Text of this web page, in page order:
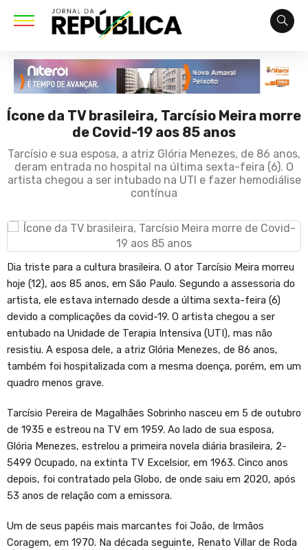
Ícone da TV brasileira, Tarcísio Meira morre
de Covid-19 aos 85 anos
Tarcísio e sua esposa, a atriz Glória Menezes, de 86 anos,
deram entrada no hospital na última sexta-feira (6). O
artista chegou a ser intubado na UTI e fazer hemodiálise
contínua
Dia triste para a cultura brasileira. O ator Tarcísio Meira morreu
hoje (12), aos 85 anos, em São Paulo. Segundo a assessoria do
artista, ele estava internado desde a última sexta-feira (6)
devido a complicações da covid-19. O artista chegou a ser
entubado na Unidade de Terapia Intensiva (UTI), mas não
resistiu. A esposa dele, a atriz Glória Menezes, de 86 anos,
também foi hospitalizada com a mesma doença, porém, em um
quadro menos grave.
Tarcísio Pereira de Magalhães Sobrinho nasceu em 5 de outubro
de 1935 e estreou na TV em 1959. Ao lado de sua esposa,
Glória Menezes, estrelou a primeira novela diária brasileira, 2-
5499 Ocupado, na extinta TV Excelsior, em 1963. Cinco anos
depois, foi contratado pela Globo, de onde saiu em 2020, após
53 anos de relação com a emissora.
Um de seus papéis mais marcantes foi João, de Irmãos
Coragem, em 1970. Na década seguinte, Renato Villar de Roda